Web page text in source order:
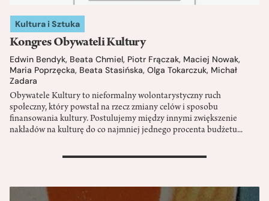
Kultura i Sztuka
Kongres Obywateli Kultury
Edwin Bendyk, Beata Chmiel, Piotr Frączak, Maciej Nowak,
Maria Poprzęcka, Beata Stasińska, Olga Tokarczuk, Michał
Zadara
Obywatele Kultury to nieformalny wolontarystyczny ruch
społeczny, który powstał na rzecz zmiany celów i sposobu
finansowania kultury. Postulujemy między innymi zwiększenie
nakładów na kulturę do co najmniej jednego procenta budżetu...
>